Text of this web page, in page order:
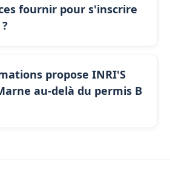
fournir pour s'inscrire
propose INRI'S
au-delà du permis B